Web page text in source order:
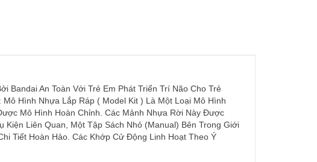
Bandai An Toàn Với Trẻ Em Phát Triển Trí Não Cho Trẻ
Hình Nhựa Lắp Ráp ( Model Kit ) Là Một Loại Mô Hình
Mô Hình Hoàn Chỉnh. Các Mảnh Nhựa Rời Này Được
Kiện Liên Quan, Một Tập Sách Nhỏ (Manual) Bên Trong Giới
Tiết Hoàn Hảo. Các Khớp Cử Động Linh Hoạt Theo Ý